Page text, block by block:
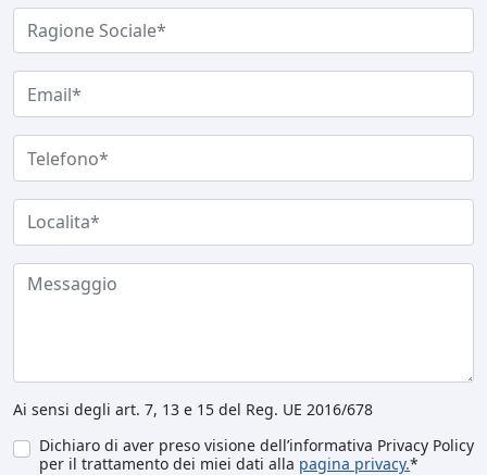
Ai sensi degli art. 7, 13 e 15 del Reg. UE 2016/678
Dichiaro di aver preso visione dell’informativa Privacy Policy
per il trattamento dei miei dati alla pagina privacy.*